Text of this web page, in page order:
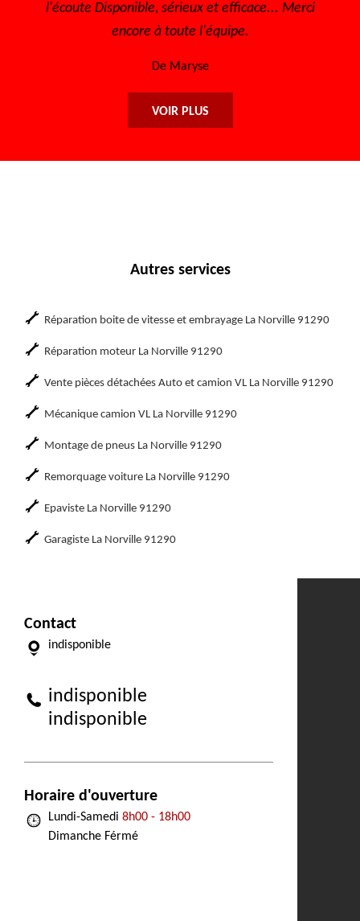
et efficace... Merci
sympathique
VOIR PLUS
Autres services
Réparation boite de vitesse et embrayage La Norville 91290
Réparation moteur La Norville 91290
Vente pièces détachées Auto et camion VL La Norville 91290
Mécanique camion VL La Norville 91290
Montage de pneus La Norville 91290
Remorquage voiture La Norville 91290
Epaviste La Norville 91290
Garagiste La Norville 91290
Contact
indisponible
indisponible
indisponible
Horaire d'ouverture
Lundi-Samedi 8h00 - 18h00
Dimanche Férmé